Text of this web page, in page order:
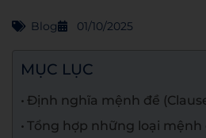
Blog 01/10/2025
MỤC LỤC
Định nghĩa mệnh đề
Tổng hợp những loại